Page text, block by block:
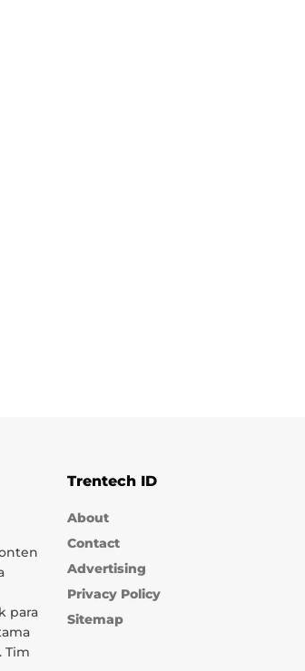
para
Tim
Trentech ID
About
Contact
Advertising
Privacy Policy
Sitemap